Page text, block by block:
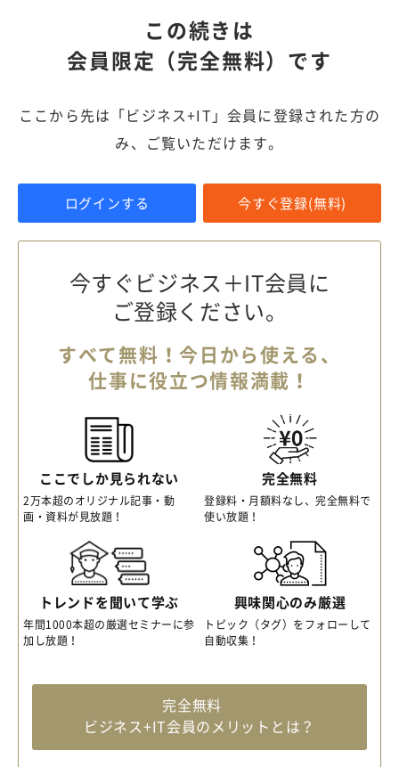
この続きは
会員限定（完全無料）です
ここから先は「ビジネス+IT」会員に登録された方の
み、ご覧いただけます。
ログインする 今すぐ登録(無料)
今すぐビジネス＋IT会員に
ご登録ください。
すべて無料！今日から使える、
仕事に役立つ情報満載！
ここでしか見られない
2万本超のオリジナル記事・動
画・資料が見放題！
完全無料
登録料・月額料なし、完全無料で
使い放題！
トレンドを聞いて学ぶ
年間1000本超の厳選セミナーに参
加し放題！
興味関心のみ厳選
トピック（タグ）をフォローして
自動収集！
完全無料
ビジネス+IT会員のメリットとは？